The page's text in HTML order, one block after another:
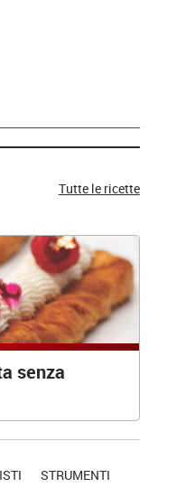
Tutte le ricette
senza
STRUMENTI